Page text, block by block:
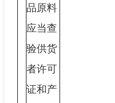
品原料
应当查
验供货
者许可
证和产